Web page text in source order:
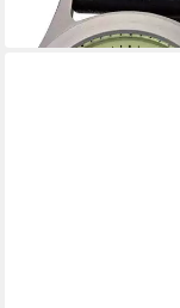
in 1-2 Werktagen bei dir